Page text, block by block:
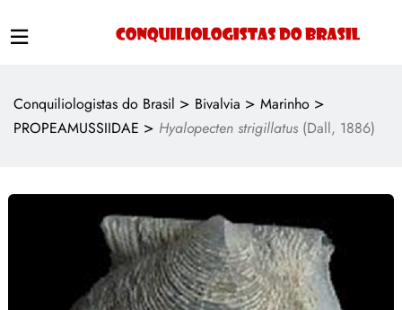
Conquiliologistas do Brasil > Bivalvia > Marinho >
PROPEAMUSSIIDAE > Hyalopecten strigillatus (Dall, 1886)